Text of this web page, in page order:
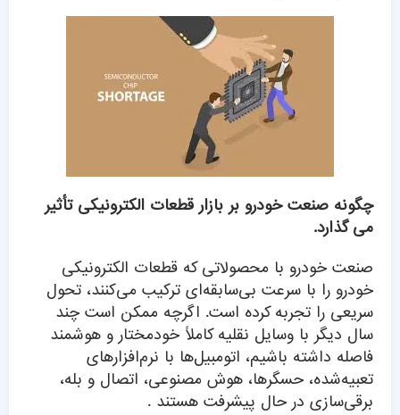
چگونه صنعت خودرو بر بازار قطعات الکترونیکی تأثیر
می گذارد.
صنعت خودرو با محصولاتی که قطعات الکترونیکی
خودرو را با سرعت بی‌سابقه‌ای ترکیب می‌کنند، تحول
سریعی را تجربه کرده است. اگرچه ممکن است چند
سال دیگر با وسایل نقلیه کاملاً خودمختار و هوشمند
فاصله داشته باشیم، اتومبیل‌ها با نرم‌افزارهای
تعبیه‌شده، حسگرها، هوش مصنوعی، اتصال و بله،
برقی‌سازی در حال پیشرفت هستند .